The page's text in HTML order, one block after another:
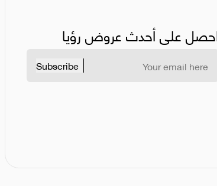
على أحدث عروض رؤيا
Subscribe